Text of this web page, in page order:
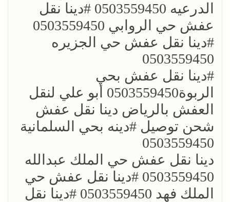
الدرعيه 0503559450 ؜#دينا نقل
عفش حي الروابي 0503559450
؜#دينا نقل عفش حي الجزيره
0503559450
؜؜#دينا نقل عفش بحي
الربوة0503559450 أبو علي لنقل
العفش بالرياض دينا نقل عفش
شحن توصيل ؜#دينه بحي السلمانية
0503559450
؜دينا نقل عفش حي الملك عبدالله
0503559450 ؜#دينا نقل عفش حي
الملك فهد 0503559450 ؜#دينا نقل